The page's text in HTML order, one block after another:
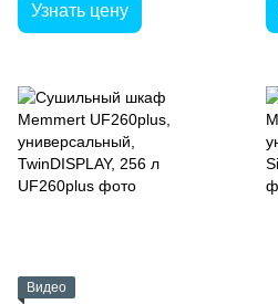
Узнать цену
Видео